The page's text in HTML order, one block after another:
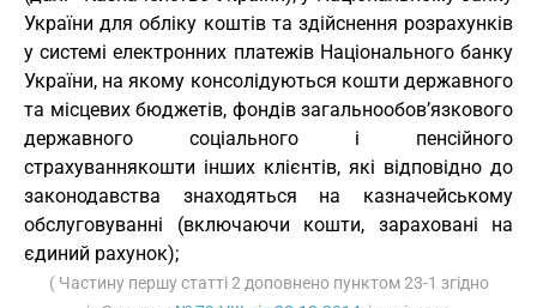
України для обліку коштів та здійснення розрахунків
у системі електронних платежів Національного банку
України, на якому консолідуються кошти державного
та місцевих бюджетів, фондів загальнообов’язкового
державного соціального і пенсійного
страхуваннякошти інших клієнтів, які відповідно до
законодавства знаходяться на казначейському
обслуговуванні (включаючи кошти, зараховані на
єдиний рахунок);
( Частину першу статті 2 доповнено пунктом 23-1 згідно